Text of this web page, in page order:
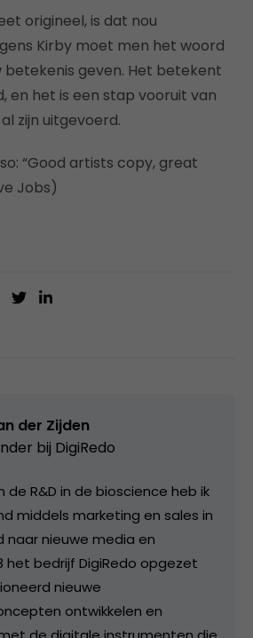
origineel, is dat nou
Kirby moet men het woord
betekenis geven. Het betekent
en het is een stap vooruit van
zijn uitgevoerd.
“Good artists copy, great
Jobs)
der Zijden
bij DigiRedo
de R&D in de bioscience heb ik
middels marketing en sales in
nieuwe media en
het bedrijf DigiRedo opgezet
nieuwe
ontwikkelen en